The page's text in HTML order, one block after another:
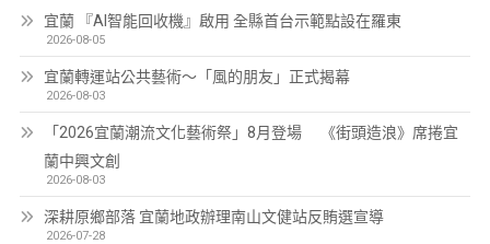
宜蘭 『AI智能回收機』啟用 全縣首台示範點設在羅東
2026-08-05
宜蘭轉運站公共藝術～「風的朋友」正式揭幕
2026-08-03
「2026宜蘭潮流文化藝術祭」8月登場 《街頭造浪》席捲宜
蘭中興文創
2026-08-03
深耕原鄉部落 宜蘭地政辦理南山文健站反賄選宣導
2026-07-28